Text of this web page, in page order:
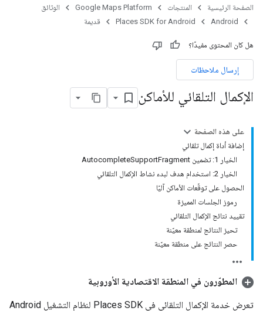
الصفحة الرئيسية المنتجات Google Maps Platform
الوثائق
Android
Places SDK for Android قديمة
هل كان المحتوى مفيدًا؟
إرسال ملاحظات
الإكمال التلقائي للأماكن
على هذه الصفحة
إضافة أداة إكمال تلقائي
الخيار 1: تضمين AutocompleteSupportFragment
الخيار 2: استخدام هدف لبدء نشاط الإكمال التلقائي
الحصول على توقّعات الأماكن آليًا
رموز الجلسات المميزة
تقييد نتائج الإكمال التلقائي
تحيز النتائج لمنطقة معيّنة
حصر النتائج على منطقة معيّنة
المطوّرون في المنطقة الاقتصادية الأوروبية
تعرض خدمة الإكمال التلقائي في Places SDK لنظام التشغيل Android